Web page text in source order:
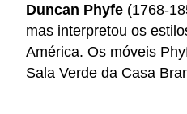
Duncan Phyfe (1768-
mas interpretou os
América. Os móveis
Sala Verde da Casa